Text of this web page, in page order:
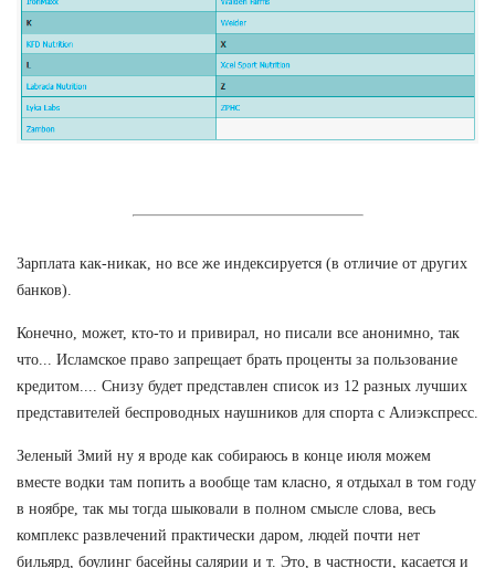
Зарплата как-никак, но все же индексируется (в отличие от других
банков).
Конечно, может, кто-то и привирал, но писали все анонимно, так
что... Исламское право запрещает брать проценты за пользование
кредитом.... Снизу будет представлен список из 12 разных лучших
представителей беспроводных наушников для спорта с Алиэкспресс.
Зеленый Змий ну я вроде как собираюсь в конце июля можем
вместе водки там попить а вообще там класно, я отдыхал в том году
в ноябре, так мы тогда шыковали в полном смысле слова, весь
комплекс развлечений практически даром, людей почти нет
бильярд, боулинг басейны салярии и т. Это, в частности, касается и